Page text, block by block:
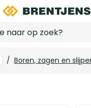
/ Boren, zagen en